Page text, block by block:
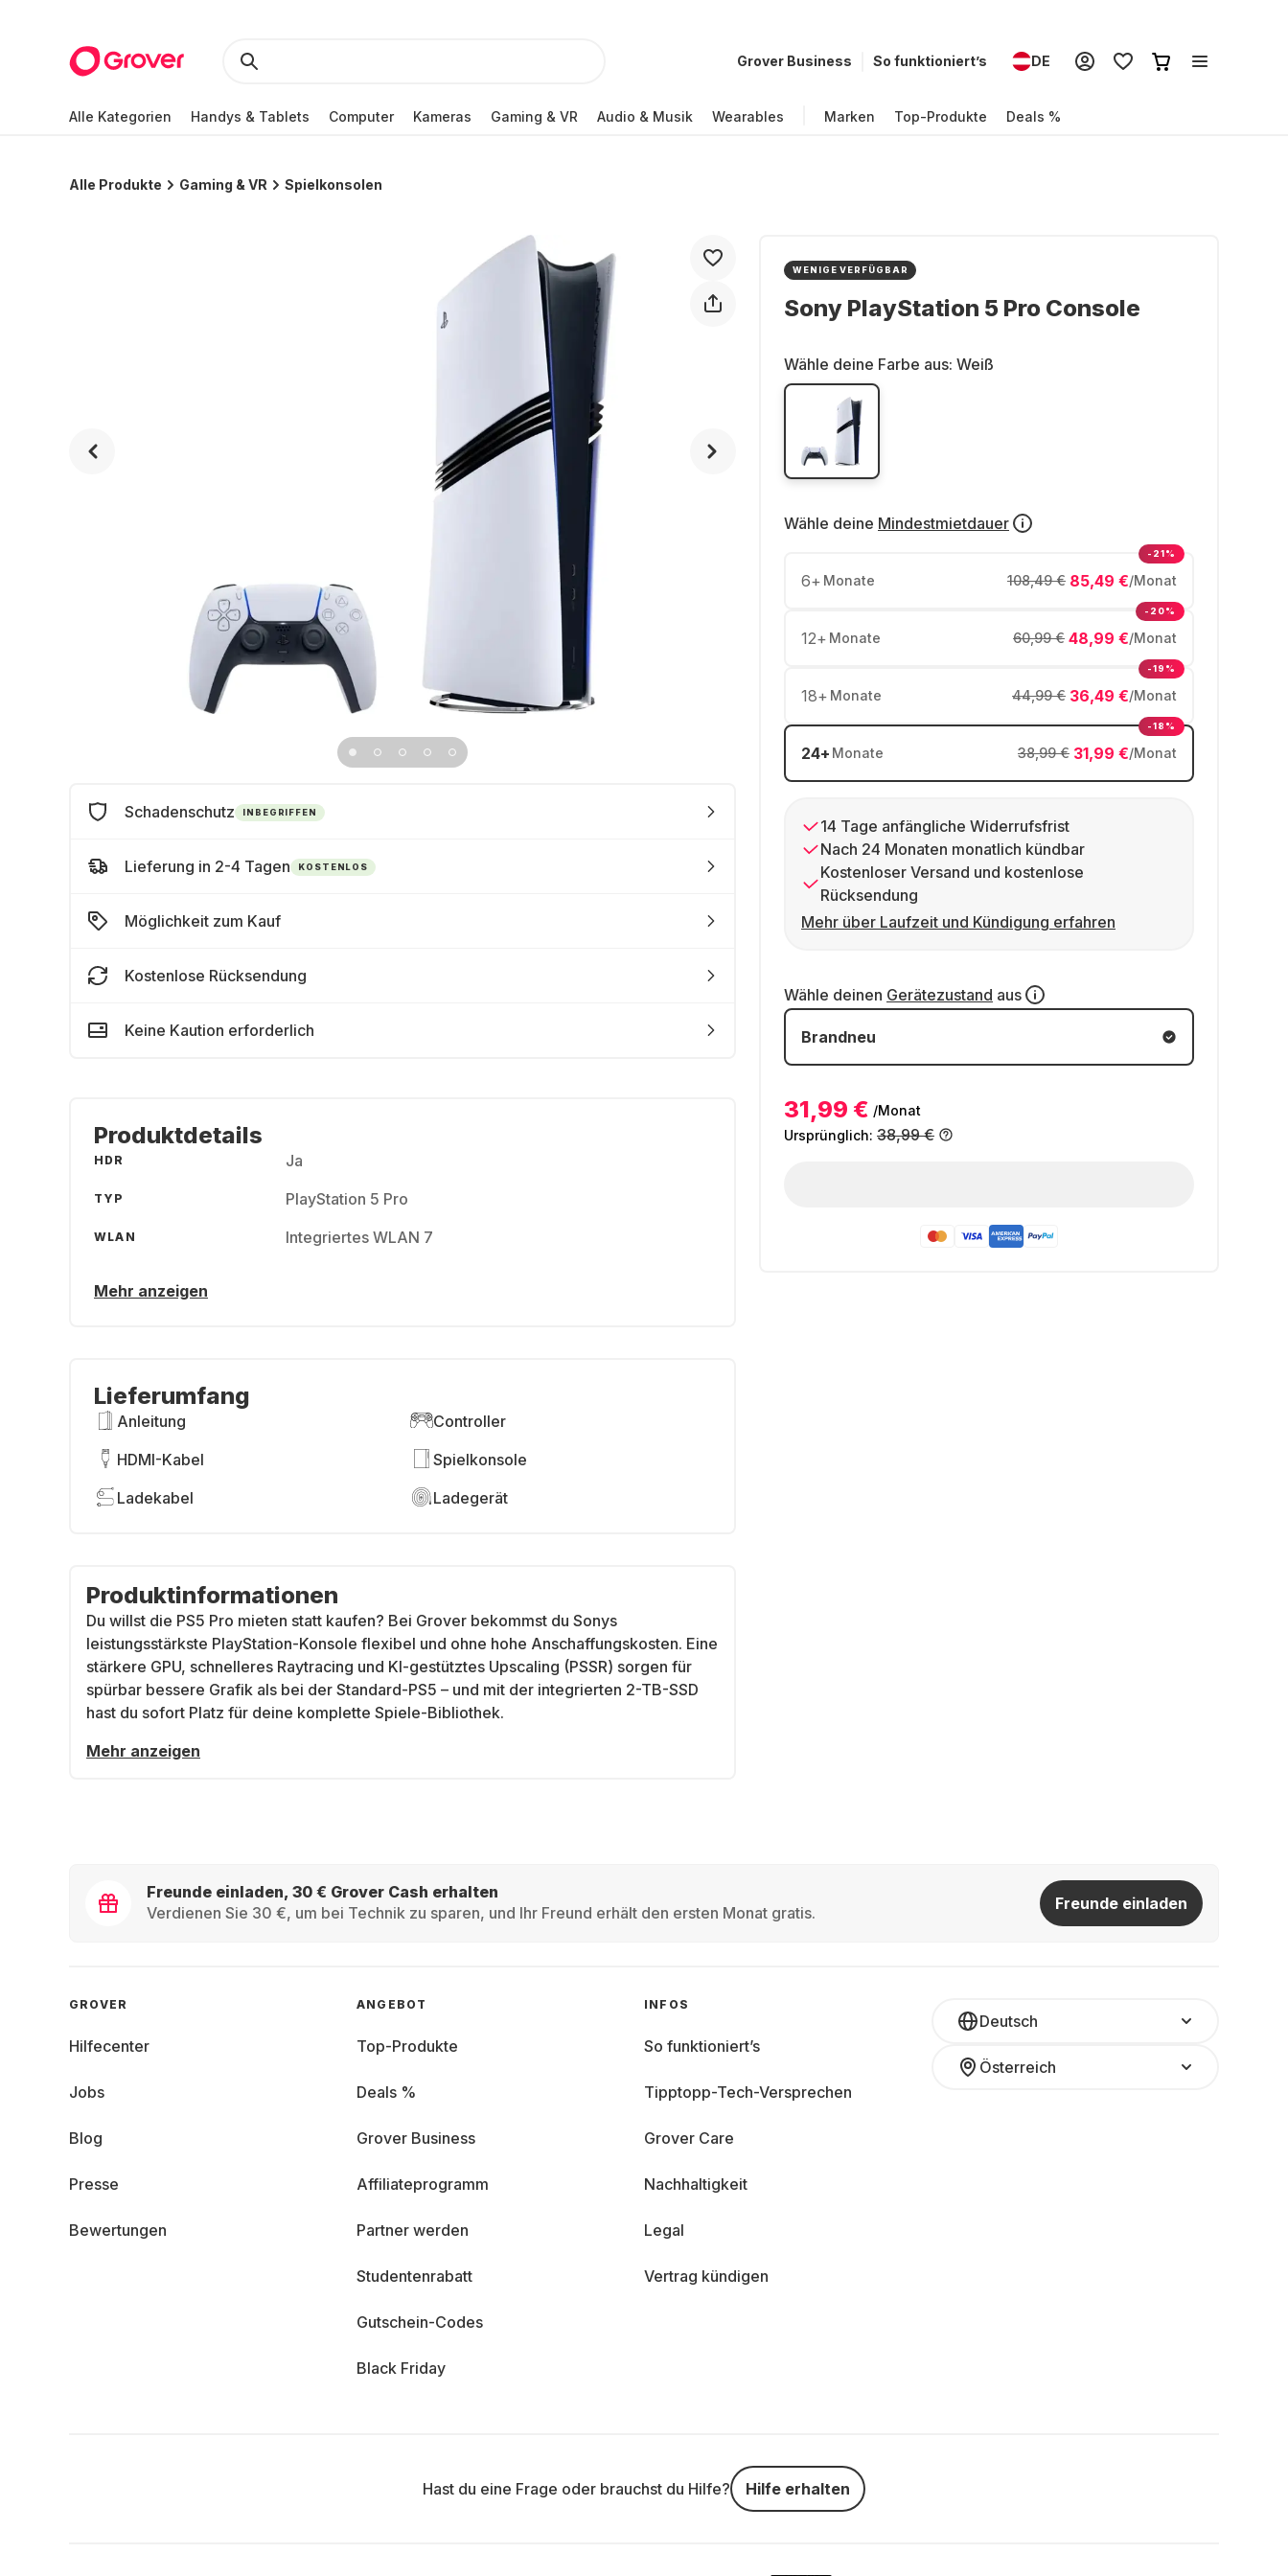
Grover Business So funktioniert’s DE
Alle Kategorien Handys & Tablets Computer Kameras Gaming & VR Audio & Musik Wearables Marken Top-Produkte Deals %
Alle Produkte Gaming & VR Spielkonsolen
WENIGE VERFÜGBAR
Sony PlayStation 5 Pro Console
Wähle deine Farbe aus: Weiß
Wähle deine Mindestmietdauer
6+ Monate 85,49 €/Monat
108,49 €
-21%
12+ Monate 48,99 €/Monat
60,99 €
-20%
18+ Monate 36,49 €/Monat
44,99 €
-19%
24+ Monate 31,99 €/Monat
38,99 €
-18%
14 Tage anfängliche Widerrufsfrist
Nach 24 Monaten monatlich kündbar
Kostenloser Versand und kostenlose
Rücksendung
Mehr über Laufzeit und Kündigung erfahren
Wähle deinen Gerätezustand aus
Brandneu
31,99 € /Monat
Ursprünglich: 38,99 €
Schadenschutz INBEGRIFFEN
Lieferung in 2-4 Tagen KOSTENLOS
Möglichkeit zum Kauf
Kostenlose Rücksendung
Keine Kaution erforderlich
Produktdetails
HDR Ja
TYP PlayStation 5 Pro
WLAN Integriertes WLAN 7
Mehr anzeigen
Lieferumfang
Anleitung
Controller
HDMI-Kabel
Spielkonsole
Ladekabel
Ladegerät
Produktinformationen
Du willst die PS5 Pro mieten statt kaufen? Bei Grover bekommst du Sonys
leistungsstärkste PlayStation-Konsole flexibel und ohne hohe Anschaffungskosten. Eine
stärkere GPU, schnelleres Raytracing und KI-gestütztes Upscaling (PSSR) sorgen für
spürbar bessere Grafik als bei der Standard-PS5 – und mit der integrierten 2-TB-SSD
hast du sofort Platz für deine komplette Spiele-Bibliothek.
Mehr anzeigen
Freunde einladen, 30 € Grover Cash erhalten
Verdienen Sie 30 €, um bei Technik zu sparen, und Ihr Freund erhält den ersten Monat gratis.
Freunde einladen
Deutsch
Österreich
GROVER
Hilfecenter
Jobs
Blog
Presse
Bewertungen
ANGEBOT
Top-Produkte
Deals %
Grover Business
Affiliateprogramm
Partner werden
Studentenrabatt
Gutschein-Codes
Black Friday
INFOS
So funktioniert’s
Tipptopp-Tech-Versprechen
Grover Care
Nachhaltigkeit
Legal
Vertrag kündigen
Hast du eine Frage oder brauchst du Hilfe? Hilfe erhalten